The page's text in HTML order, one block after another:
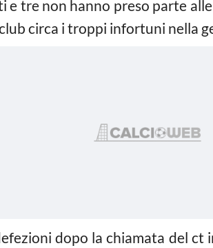
e tre non hanno preso parte
circa i troppi infortuni nella
dopo la chiamata del ct